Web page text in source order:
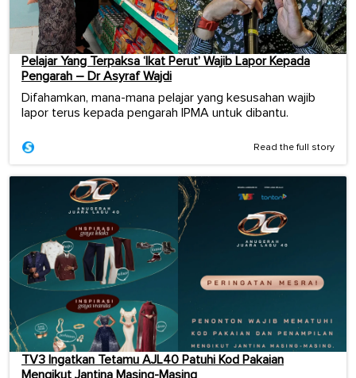
Pelajar Yang Terpaksa ‘Ikat Perut’ Wajib Lapor Kepada
Pengarah – Dr Asyraf Wajdi
Difahamkan, mana-mana pelajar yang kesusahan wajib
lapor terus kepada pengarah IPMA untuk dibantu.
Read the full story
TV3 Ingatkan Tetamu AJL40 Patuhi Kod Pakaian
Mengikut Jantina Masing-Masing